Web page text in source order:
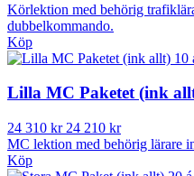
Körlektion med behörig
dubbelkommando.
Köp
Lilla MC Paketet (ink
24 310 kr 24 210 kr
MC lektion med behörig lärare
Köp